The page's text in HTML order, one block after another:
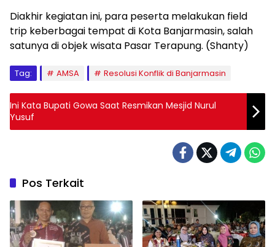
Diakhir kegiatan ini, para peserta melakukan field
trip keberbagai tempat di Kota Banjarmasin, salah
satunya di objek wisata Pasar Terapung. (Shanty)
Tag: AMSA Resolusi Konflik di Banjarmasin
Ini Kata Bupati Gowa Saat Resmikan Mesjid Nurul
Yusuf
Pos Terkait